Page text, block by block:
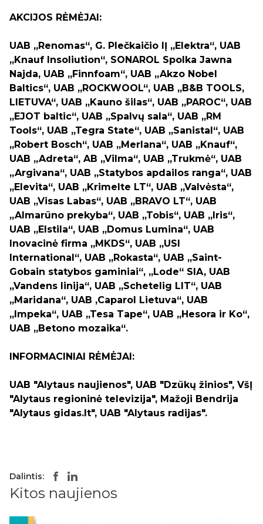
AKCIJOS RĖMĖJAI:
UAB „Renomas“, G. Plečkaičio IĮ „Elektra“, UAB
„Knauf Insoliution“, SONAROL Spolka Jawna
Najda, UAB „Finnfoam“, UAB „Akzo Nobel
Baltics“, UAB „ROCKWOOL“, UAB „B&B TOOLS,
LIETUVA“, UAB „Kauno šilas“, UAB „PAROC“, UAB
„EJOT baltic“, UAB „Spalvų sala“, UAB „RM
Tools“, UAB „Tegra State“, UAB „Sanistal“, UAB
„Robert Bosch“, UAB „Merlana“, UAB „Knauf“,
UAB „Adreta“, AB „Vilma“, UAB „Trukmė“, UAB
„Argivana“, UAB „Statybos apdailos ranga“, UAB
„Elevita“, UAB „Krimelte LT“, UAB „Valvėsta“,
UAB „Visas Labas“, UAB „BRAVO LT“, UAB
„Almarūno prekyba“, UAB „Tobis“, UAB „Iris“,
UAB „Elstila“, UAB „Domus Lumina“, UAB
Inovacinė firma „MKDS“, UAB „USI
International“, UAB „Rokasta“, UAB „Saint-
Gobain statybos gaminiai“, „Lode“ SIA, UAB
„Vandens linija“, UAB „Schetelig LIT“, UAB
„Maridana“, UAB ‚Caparol Lietuva“, UAB
„Impeka“, UAB „Tesa Tape“, UAB „Hesora ir Ko“,
UAB „Betono mozaika“.
INFORMACINIAI RĖMĖJAI:
UAB "Alytaus naujienos", UAB "Dzūkų žinios", VšĮ
"Alytaus regioninė televizija", Mažoji Bendrija
"Alytaus gidas.lt", UAB "Alytaus radijas".
Dalintis:
Kitos naujienos